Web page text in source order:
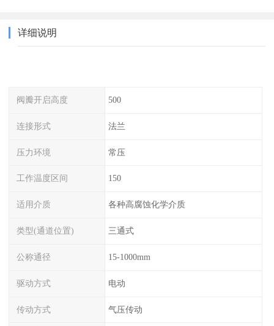
详细说明
阀瓣开启高度 500
连接形式 法兰
压力环境 常压
工作温度区间 150
适用介质 各种高腐蚀化学介质
类型(通道位置) 三通式
公称通径 15-1000mm
驱动方式 电动
传动方式 气压传动